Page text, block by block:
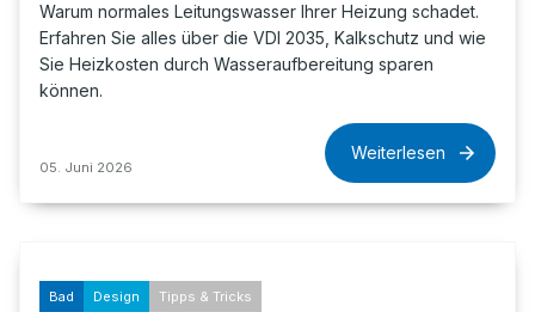
Warum normales Leitungswasser Ihrer Heizung schadet.
Erfahren Sie alles über die VDI 2035, Kalkschutz und wie
Sie Heizkosten durch Wasseraufbereitung sparen
können.
05. Juni 2026
Weiterlesen
Bad Design Tipps & Tricks